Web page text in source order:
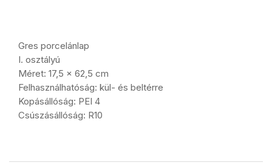
Gres porcelánlap
I. osztályú
Méret: 17,5 x 62,5 cm
Felhasználhatóság: kül- és beltérre
Kopásállóság: PEI 4
Csúszásállóság: R10